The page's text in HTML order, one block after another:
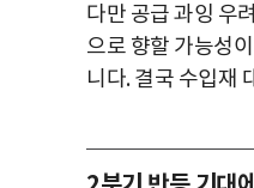
다만 공급 과잉 우
으로 향할 가능성
니다. 결국 수입재